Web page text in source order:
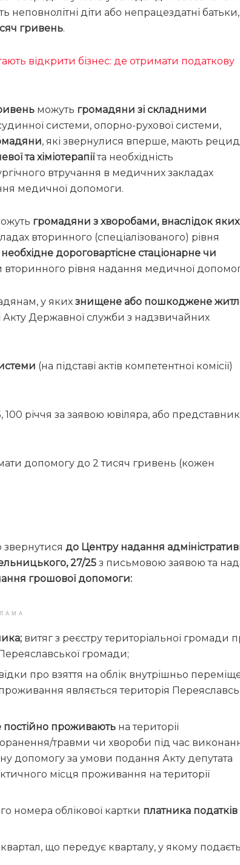
діти або непрацездатні батьки,
гривень.
відкрити бізнес: де отримати податкову
можуть громадяни зі складними
системи, опорно-рухової системи,
, які звернулися вперше, мають
та хіміотерапіїта необхідність
втручання в медичних закладах
медичної допомоги.
громадяни з хворобами, внаслідок яких
вторинного (спеціалізованого) рівня
необхідне дороговартісне стаціонарне чи
вторинного рівня надання медичної
у яких знищене або пошкоджене
Державної служби з надзвичайних
(на підставі актів компетентної комісії)
100 річчя за заявою ювіляра, або
допомогу до 2 тисяч гривень (кожен
до Центру надання
27/25 з письмовою заявою та
грошової допомоги:
витяг з реєстру територіальної громади
громади;
про взяття на облік внутрішньо
являється територія
постійно проживають на території
травми чи хвороби під час
допомогу за умови подання Акту депутата
місця проживання на території
номера облікової картки платника податків
що передує кварталу, у якому